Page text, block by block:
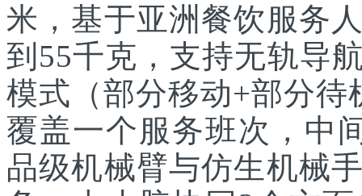
米，基于亚洲餐饮服务
到55千克，支持无轨导
模式（部分移动+部分待
覆盖一个服务班次，中
品级机械臂与仿生机械